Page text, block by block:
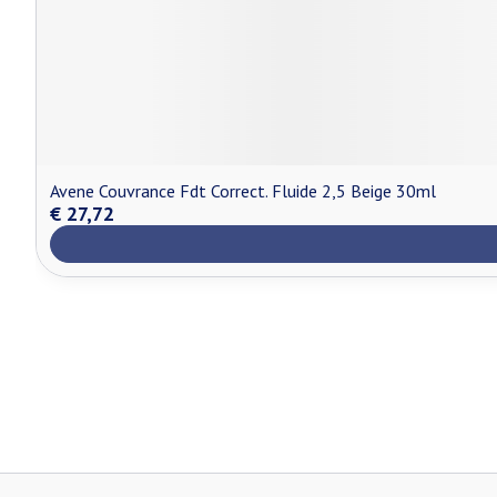
Avene Couvrance Fdt Correct. Fluide 2,5 Beige 30ml
€ 27,72